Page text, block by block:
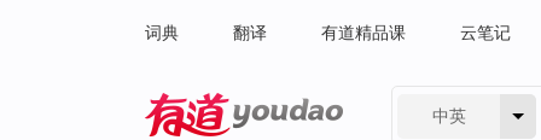
词典 翻译 有道精品课 云笔记
中英